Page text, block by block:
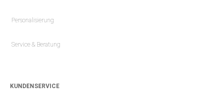
Personalisierung
Service & Beratung
KUNDENSERVICE